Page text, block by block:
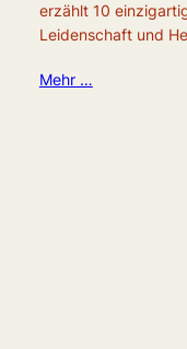
erzählt 10
Leidenschaft und
Mehr …